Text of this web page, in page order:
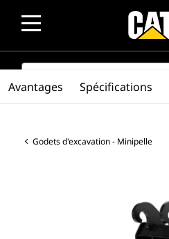
SEARCH
Godets d'excavation - Minipelle
Avantages Spécifications